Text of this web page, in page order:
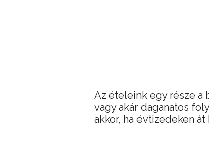
Az ételeink egy része
vagy akár daganatos
akkor, ha évtizedeken át